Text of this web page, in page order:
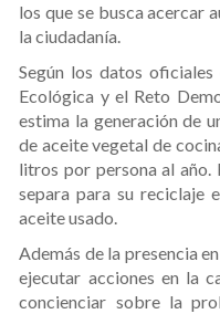
los que se busca acercar
la ciudadanía.
Según los datos
Ecológica y el Reto
estima la generación de
de aceite vegetal de
litros por persona al año.
separa para su reciclaje
aceite usado.
Además de la presencia
ejecutar acciones en la
concienciar sobre la